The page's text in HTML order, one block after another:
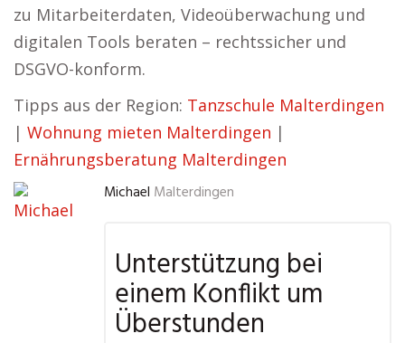
zu Mitarbeiterdaten, Videoüberwachung und
digitalen Tools beraten – rechtssicher und
DSGVO-konform.
Tipps aus der Region: Tanzschule Malterdingen
| Wohnung mieten Malterdingen |
Ernährungsberatung Malterdingen
Michael Malterdingen
Unterstützung bei
einem Konflikt um
Überstunden